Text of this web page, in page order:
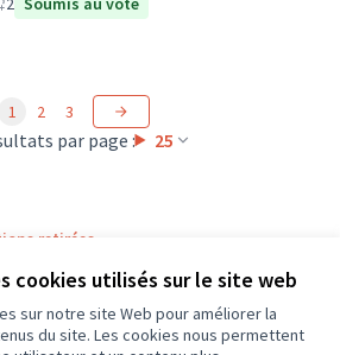
cookies utilisés sur le site web
sur notre site Web pour améliorer la
du site. Les cookies nous permettent
par page : 25
1 2 3
retirées